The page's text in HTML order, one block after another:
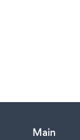
Main